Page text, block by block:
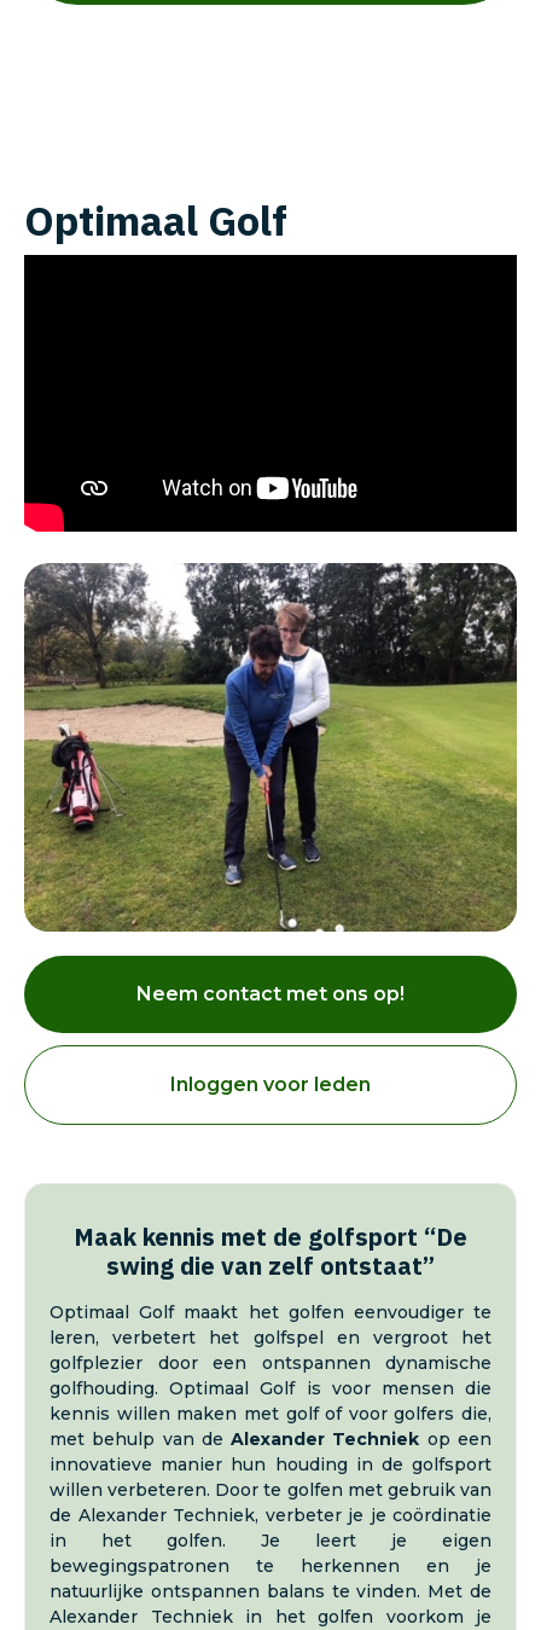
Optimaal Golf
Neem contact met ons op!
Inloggen voor leden
Maak kennis met de golfsport “De
swing die van zelf ontstaat”
Optimaal Golf maakt het golfen eenvoudiger te
leren, verbetert het golfspel en vergroot het
golfplezier door een ontspannen dynamische
golfhouding. Optimaal Golf is voor mensen die
kennis willen maken met golf of voor golfers die,
met behulp van deAlexander Techniek op een
innovatieve manier hun houding in de golfsport
willen verbeteren. Door te golfen met gebruik van
de Alexander Techniek, verbeter je je coördinatie
in het golfen. Je leert je eigen
bewegingspatronen te herkennen en je
natuurlijke ontspannen balans te vinden. Met de
Alexander Techniek in het golfen voorkom je